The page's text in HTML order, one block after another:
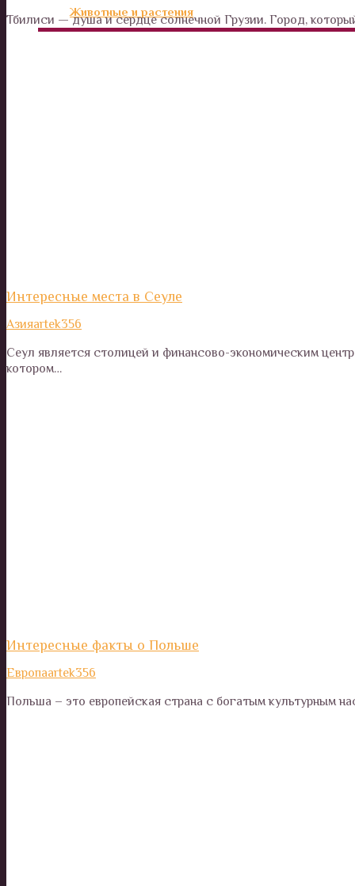
Животные и растения
Тбилиси — душа и сердце солнечной Грузии. Город,
Интересные места в Сеуле
Азияartek356
Сеул является столицей и финансово-экономическим
котором…
Интересные факты о Польше
Европаartek356
Польша – это европейская страна с богатым культурным